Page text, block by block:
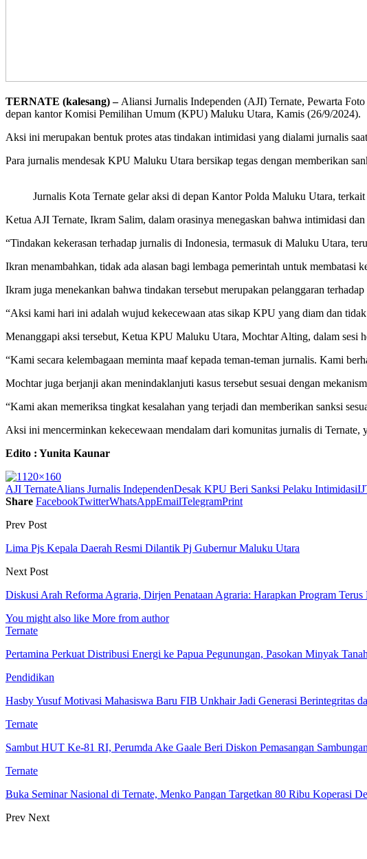
TERNATE (kalesang) – Aliansi Jurnalis Independen (AJI) Ternate, Pewarta
depan kantor Komisi Pemilihan Umum (KPU) Maluku Utara, Kamis (26/9/2024).
Aksi ini merupakan bentuk protes atas tindakan intimidasi yang dialami jurnalis
Para jurnalis mendesak KPU Maluku Utara bersikap tegas dengan memberikan
Jurnalis Kota Ternate gelar aksi di depan Kantor Polda Maluku Utara,
Ketua AJI Ternate, Ikram Salim, dalam orasinya menegaskan bahwa intimidasi
“Tindakan kekerasan terhadap jurnalis di Indonesia, termasuk di Maluku Utara,
Ikran menambahkan, tidak ada alasan bagi lembaga pemerintah untuk
Ikram juga menekankan bahwa tindakan tersebut merupakan pelanggaran
“Aksi kami hari ini adalah wujud kekecewaan atas sikap KPU yang diam dan
Menanggapi aksi tersebut, Ketua KPU Maluku Utara, Mochtar Alting, dalam sesi
“Kami secara kelembagaan meminta maaf kepada teman-teman jurnalis. Kami
Mochtar juga berjanji akan menindaklanjuti kasus tersebut sesuai dengan
“Kami akan memeriksa tingkat kesalahan yang terjadi dan memberikan sanksi
Aksi ini mencerminkan kekecewaan mendalam dari komunitas jurnalis di
Edito : Yunita Kaunar
AJI TernateAlians Jurnalis IndependenDesak KPU Beri Sanksi Pelaku Intimidasi
Share FacebookTwitterWhatsAppEmailTelegramPrint
Prev Post
Lima Pjs Kepala Daerah Resmi Dilantik Pj Gubernur Maluku Utara
Next Post
Diskusi Arah Reforma Agraria, Dirjen Penataan Agraria: Harapkan Program Terus
You might also like More from author
Ternate
Pertamina Perkuat Distribusi Energi ke Papua Pegunungan, Pasokan Minyak
Pendidikan
Hasby Yusuf Motivasi Mahasiswa Baru FIB Unkhair Jadi Generasi Berintegritas
Ternate
Sambut HUT Ke-81 RI, Perumda Ake Gaale Beri Diskon Pemasangan
Ternate
Buka Seminar Nasional di Ternate, Menko Pangan Targetkan 80 Ribu Koperasi
Prev Next